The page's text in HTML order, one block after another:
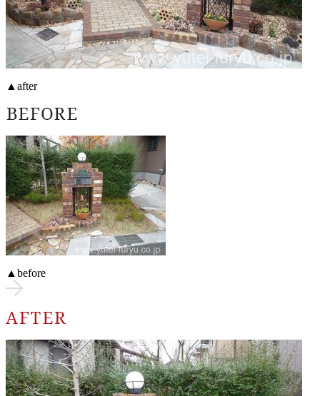
▲after
▲before